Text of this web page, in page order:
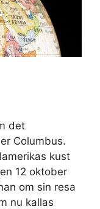
det
Columbus.
kust
12 oktober
om sin resa
nu kallas